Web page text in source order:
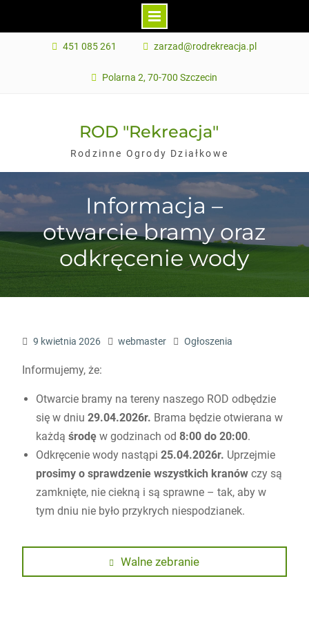
451 085 261 zarzad@rodrekreacja.pl
Polarna 2, 70-700 Szczecin
ROD "Rekreacja"
Rodzinne Ogrody Działkowe
Informacja –
otwarcie bramy oraz
odkręcenie wody
9 kwietnia 2026 webmaster Ogłoszenia
Informujemy, że:
Otwarcie bramy na tereny naszego ROD odbędzie
się w dniu 29.04.2026r. Brama będzie otwierana w
każdą środę w godzinach od 8:00 do 20:00.
Odkręcenie wody nastąpi 25.04.2026r. Uprzejmie
prosimy o sprawdzenie wszystkich kranówczy są
zamknięte, nie ciekną i są sprawne – tak, aby w
tym dniu nie było przykrych niespodzianek.
Previous
post:
Walne zebranie